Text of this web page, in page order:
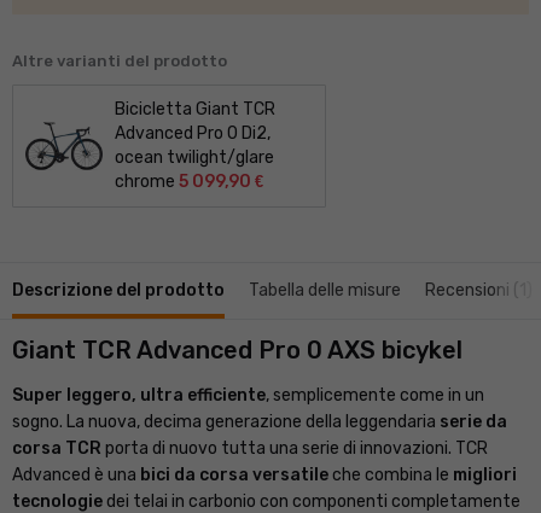
Altre varianti del prodotto
Bicicletta Giant TCR
Advanced Pro 0 Di2,
ocean twilight/glare
chrome 5 099,90 €
Descrizione del prodotto Tabella delle misure Recensioni (1)
Giant TCR Advanced Pro 0 AXS bicykel
Super leggero, ultra efficiente, semplicemente come in un
sogno. La nuova, decima generazione della leggendaria serie da
corsa TCR porta di nuovo tutta una serie di innovazioni. TCR
Advanced è una bici da corsa versatile che combina le migliori
tecnologie dei telai in carbonio con componenti completamente